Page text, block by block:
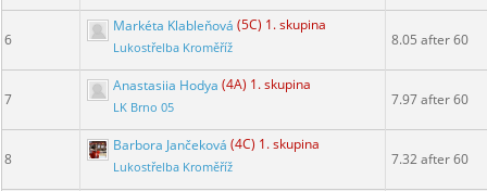
6
Markéta Klableňová (5C) 1. skupina
Lukostřelba Kroměříž 8.05 after 60
7
Anastasiia Hodya (4A) 1. skupina
LK Brno 05 7.97 after 60
8
Barbora Jančeková (4C) 1. skupina
Lukostřelba Kroměříž 7.32 after 60